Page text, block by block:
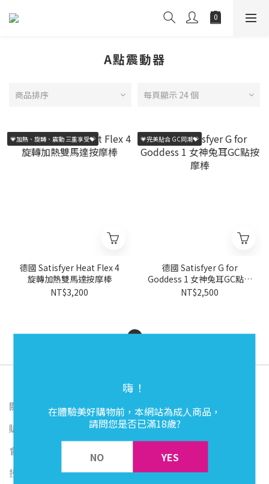
A點震動器
商品排序 每頁顯示 24 個
💗加熱、旋轉、震動 三重享受💝
德國 Satisfyer Heat Flex 4
旋轉加熱雙馬達按摩棒
NT$3,200
💗完美貼合 GC同潮💝
德國 Satisfyer G for
Goddess 1 女神兔耳GC點按
摩棒
NT$2,500
1
關於我們
購物須知
會員好康
授權合作實體門市
嗨！
在體驗美好購物前，本網站為成人商品，
請問您是否已滿18歲?
NO YES